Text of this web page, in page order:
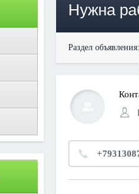
Нужна
Раздел